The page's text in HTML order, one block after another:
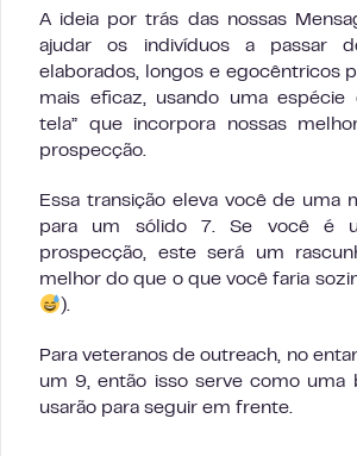
A ideia por trás das nossas
ajudar os indivíduos a passar
elaborados, longos e egocêntricos
mais eficaz, usando uma
tela” que incorpora nossas
prospecção.
Essa transição eleva você de uma
para um sólido 7. Se você é
prospecção, este será um
melhor do que o que você faria
).
Para veteranos de outreach, no
um 9, então isso serve como uma
usarão para seguir em frente.